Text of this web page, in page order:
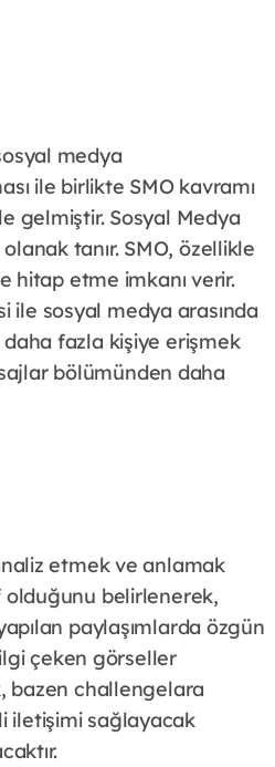
medya
ile birlikte SMO kavramı
gelmiştir. Sosyal Medya
tanır. SMO, özellikle
hitap etme imkanı verir.
ile sosyal medya arasında
daha fazla kişiye erişmek
bölümünden daha
etmek ve anlamak
belirlenerek,
paylaşımlarda özgün
çeken görseller
bazen challengelara
iletişimi sağlayacak